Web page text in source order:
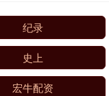
纪录
史上
宏牛配资